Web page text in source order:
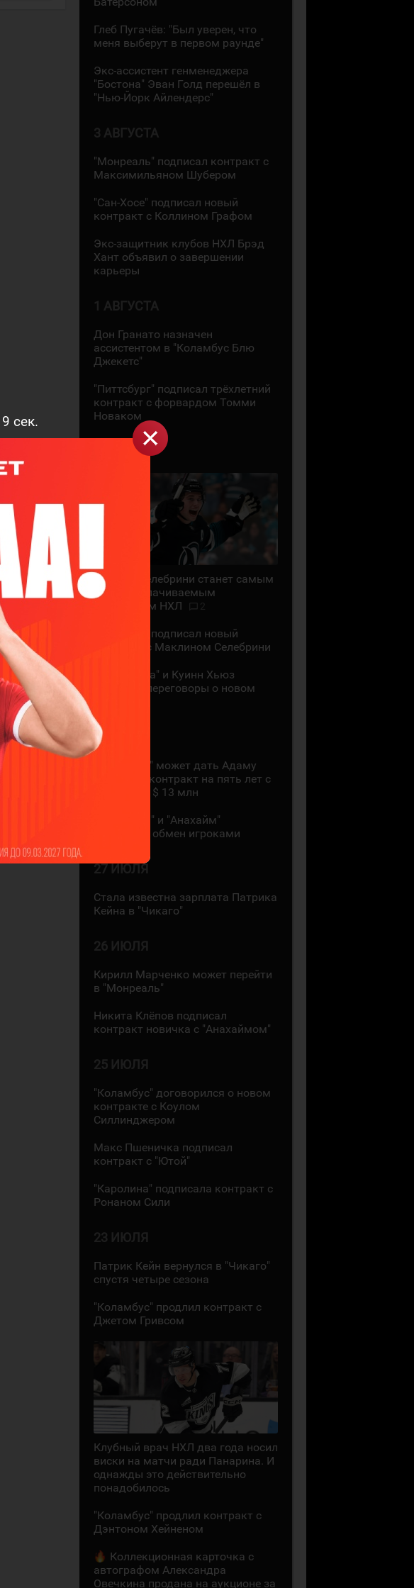
8 сек.
Глеб Пугачёв: "Был уверен, что
меня выберут в первом раунде"
Экс-ассистент генменеджера
"Бостона" Эван Голд перешёл в
"Нью-Йорк Айлендерс"
3 АВГУСТА
"Монреаль" подписал контракт с
Максимильяном Шубером
"Сан-Хосе" подписал новый
контракт с Коллином Графом
Экс-защитник клубов НХЛ Брэд
Хант объявил о завершении
карьеры
1 АВГУСТА
Дон Гранато назначен
ассистентом в "Коламбус Блю
Джекетс"
"Питтсбург" подписал трёхлетний
контракт с форвардом Томми
Новаком
29 ИЮЛЯ
Маклин Селебрини станет самым
высокооплачиваемым
хоккеистом НХЛ
"Сан-Хосе" подписал новый
контракт с Маклином Селебрини
"Миннесота" и Куинн Хьюз
проведут переговоры о новом
28 ИЮЛЯ
"Коламбус" может дать Адаму
Фантилли контракт на пять лет с
зарплатой $ 13 млн
"Монреаль" и "Анахайм"
произвели обмен игроками
27 ИЮЛЯ
Стала известна зарплата Патрика
Кейна в "Чикаго"
26 ИЮЛЯ
Кирилл Марченко может перейти
в "Монреаль"
Никита Клёпов подписал
контракт новичка с "Анахаймом"
25 ИЮЛЯ
"Коламбус" договорился о новом
контракте с Коулом
Силлинджером
Макс Пшеничка подписал
контракт с "Ютой"
"Каролина" подписала контракт с
Ронаном Сили
23 ИЮЛЯ
Патрик Кейн вернулся в "Чикаго"
спустя четыре сезона
"Коламбус" продлил контракт с
Джетом Гривсом
Клубный врач НХЛ два года носил
виски на матчи ради Панарина. И
однажды это действительно
понадобилось
"Коламбус" продлил контракт с
Дэнтоном Хейненом
Коллекционная карточка с
автографом Александра
Овечкина продана на аукционе за